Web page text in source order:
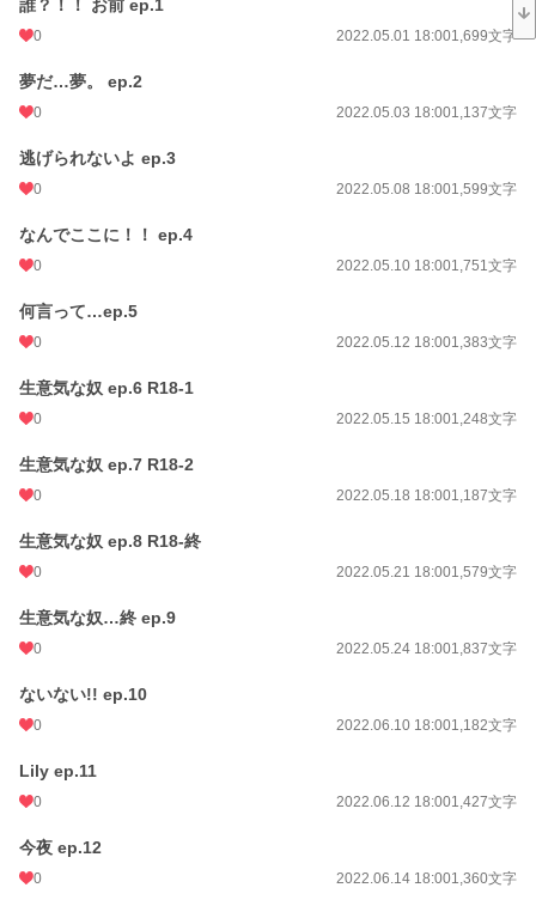
年間ポイント
累計ポイント 12,448 pt (88,205 位)
誰？！！ お前 ep.1
0 2022.05.01 18:001,699文字
夢だ…夢。 ep.2
0 2022.05.03 18:001,137文字
逃げられないよ ep.3
0 2022.05.08 18:001,599文字
なんでここに！！ ep.4
0 2022.05.10 18:001,751文字
何言って…ep.5
0 2022.05.12 18:001,383文字
生意気な奴 ep.6 R18-1
0 2022.05.15 18:001,248文字
生意気な奴 ep.7 R18-2
0 2022.05.18 18:001,187文字
生意気な奴 ep.8 R18-終
0 2022.05.21 18:001,579文字
生意気な奴…終 ep.9
0 2022.05.24 18:001,837文字
ないない!! ep.10
0 2022.06.10 18:001,182文字
Lily ep.11
0 2022.06.12 18:001,427文字
今夜 ep.12
0 2022.06.14 18:001,360文字